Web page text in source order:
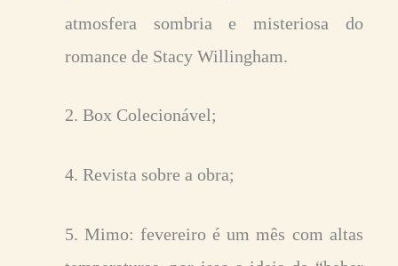
atmosfera sombria e misteriosa do
romance de Stacy Willingham.
2. Box Colecionável;
4. Revista sobre a obra;
5. Mimo: fevereiro é um mês com altas